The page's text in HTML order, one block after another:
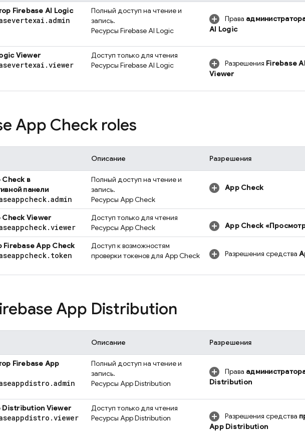
Firebase AI Logic
.admin
Полный доступ на чтение и
запись.
Ресурсы Firebase AI Logic
Права
AI Logic
Viewer
.viewer
Доступ только для чтения
Ресурсы Firebase AI Logic Разрешения Firebase
Viewer
App Check roles
Описание Разрешения
Check в
панели
.admin
Полный доступ на чтение и
запись.
Ресурсы App Check
App Check
Check Viewer
.viewer
Доступ только для чтения
Ресурсы App Check App Check
Firebase App Check
. token
Доступ к возможностям
проверки токенов для App Check Разрешения средства
App Distribution
Описание Разрешения
Firebase App
.admin
Полный доступ на чтение и
запись.
Ресурсы App Distribution
Права
Distribution
Distribution Viewer
.viewer
Доступ только для чтения
Ресурсы App Distribution Разрешения средства
App Distribution